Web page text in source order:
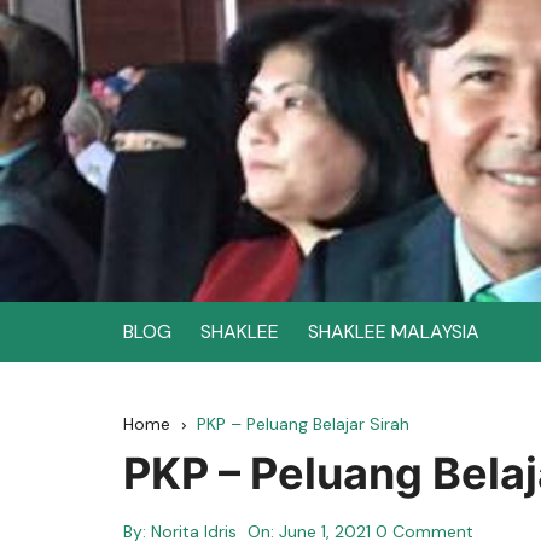
Skip
to
BLOG SHAKLEE SHAKLEE MALAYSIA
Home PKP – Peluang Belajar Sirah
PKP – Peluang
By: Norita Idris On: June 1, 2021 0 Comment